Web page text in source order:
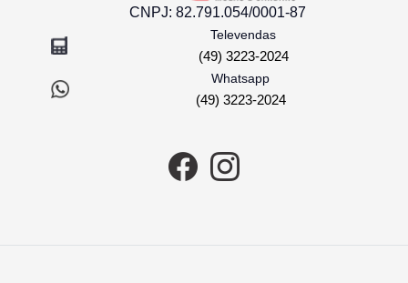
COMPRAR
CNPJ: 82.791.054/0001-87
Televendas
(49) 3223-2024
Whatsapp
(49) 3223-2024